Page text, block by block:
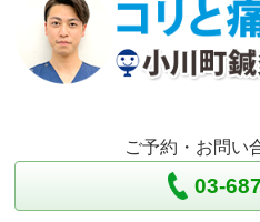
ご予約・お問い
03-